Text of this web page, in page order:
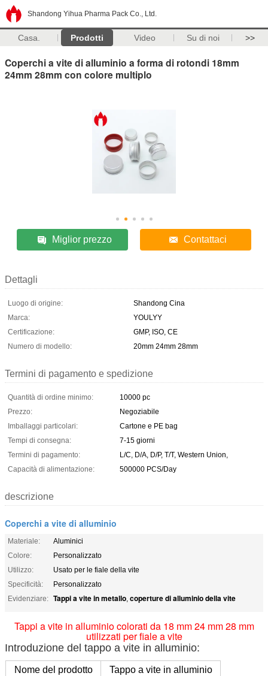
Shandong Yihua Pharma Pack Co., Ltd.
Casa. Prodotti Video Su di noi >>
Coperchi a vite di alluminio a forma di rotondi 18mm
24mm 28mm con colore multiplo
Miglior prezzo Contattaci
Dettagli
Luogo di origine:
Shandong Cina
Marca:
YOULYY
Certificazione:
GMP, ISO, CE
Numero di modello:
20mm 24mm 28mm
Termini di pagamento e spedizione
Quantità di ordine minimo:
10000 pc
Prezzo:
Negoziabile
Imballaggi particolari:
Cartone e PE bag
Tempi di consegna:
7-15 giorni
Termini di pagamento:
L/C, D/A, D/P, T/T, Western Union,
Capacità di alimentazione:
500000 PCS/Day
descrizione
Coperchi a vite di alluminio
Materiale:
Aluminici
Colore:
Personalizzato
Utilizzo:
Usato per le fiale della vite
Specificità:
Personalizzato
Evidenziare: Tappi a vite in metallo, coperture di alluminio della vite
Tappi a vite in alluminio colorati da 18 mm 24 mm 28 mm
utilizzati per fiale a vite
Introduzione del tappo a vite in alluminio:
Nome del prodotto Tappo a vite in alluminio